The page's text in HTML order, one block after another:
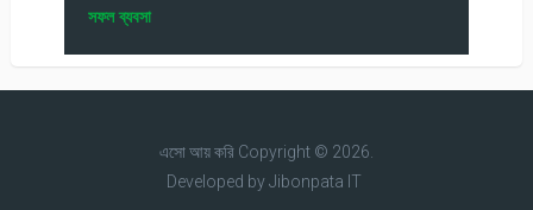
সফল ব্যবসা
এসো আয় করিCopyright © 2026.
Developed byJibonpata IT